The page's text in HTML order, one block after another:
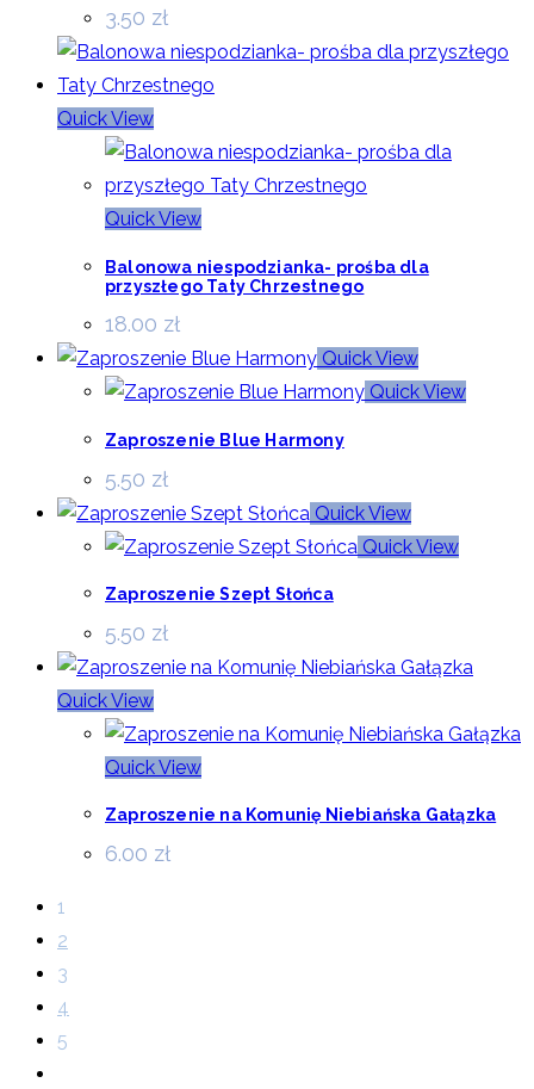
3.50 zł
Quick View
Quick View
Balonowa niespodzianka- prośba dla
przyszłego Taty Chrzestnego
18.00 zł
Quick View
Quick View
Zaproszenie Blue Harmony
5.50 zł
Quick View
Quick View
Zaproszenie Szept Słońca
5.50 zł
Quick View
Quick View
Zaproszenie na Komunię Niebiańska Gałązka
6.00 zł
1
2
3
4
5